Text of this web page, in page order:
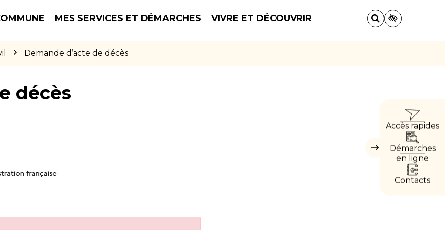
MES SERVICES ET DÉMARCHES VIVRE ET DÉCOUVRIR
Demande d’acte de décès
Masquer
Accès rapides
Démarches
en ligne
Contacts
décès